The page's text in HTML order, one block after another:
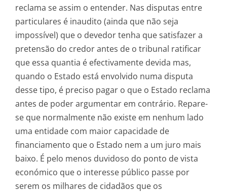
reclama se assim o entender. Nas disputas entre
particulares é inaudito (ainda que não seja
impossível) que o devedor tenha que satisfazer a
pretensão do credor antes de o tribunal ratificar
que essa quantia é efectivamente devida mas,
quando o Estado está envolvido numa disputa
desse tipo, é preciso pagar o que o Estado reclama
antes de poder argumentar em contrário. Repare-
se que normalmente não existe em nenhum lado
uma entidade com maior capacidade de
financiamento que o Estado nem a um juro mais
baixo. É pelo menos duvidoso do ponto de vista
económico que o interesse público passe por
serem os milhares de cidadãos que os